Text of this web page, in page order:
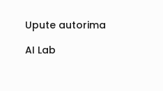
Upute autorima
AI Lab